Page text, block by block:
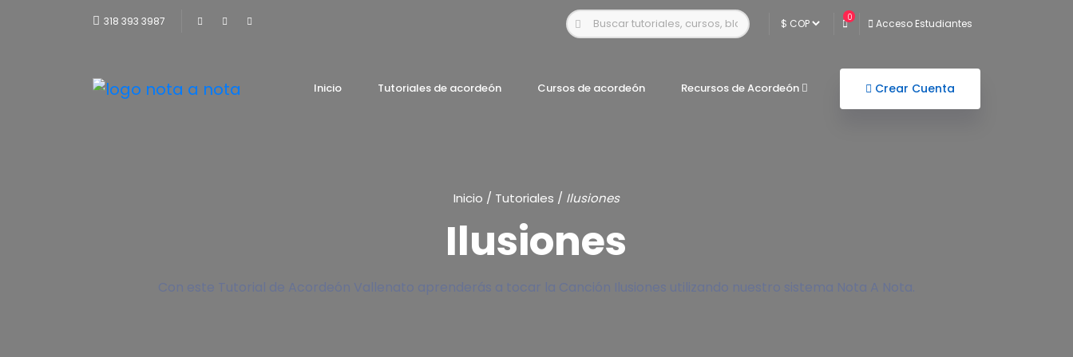
318 393 3987 0 Acceso Estudiantes
Inicio Tutoriales de acordeón Cursos de acordeón Recursos de Acordeón Crear Cuenta
Inicio / Tutoriales / Ilusiones
Ilusiones
Con este Tutorial de Acordeón Vallenato aprenderás a tocar la Canción Ilusiones utilizando nuestro sistema Nota A Nota.